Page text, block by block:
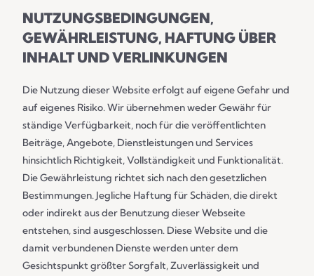
NUTZUNGSBEDINGUNGEN,
GEWÄHRLEISTUNG, HAFTUNG ÜBER
INHALT UND VERLINKUNGEN
Die Nutzung dieser Website erfolgt auf eigene Gefahr und
auf eigenes Risiko. Wir übernehmen weder Gewähr für
ständige Verfügbarkeit, noch für die veröffentlichten
Beiträge, Angebote, Dienstleistungen und Services
hinsichtlich Richtigkeit, Vollständigkeit und Funktionalität.
Die Gewährleistung richtet sich nach den gesetzlichen
Bestimmungen. Jegliche Haftung für Schäden, die direkt
oder indirekt aus der Benutzung dieser Webseite
entstehen, sind ausgeschlossen. Diese Website und die
damit verbundenen Dienste werden unter dem
Gesichtspunkt größter Sorgfalt, Zuverlässigkeit und